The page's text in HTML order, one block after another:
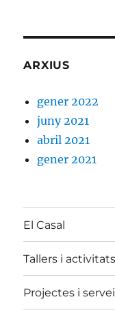
ARXIUS
gener 2022
juny 2021
abril 2021
gener 2021
El Casal
Tallers i activitats
Projectes i